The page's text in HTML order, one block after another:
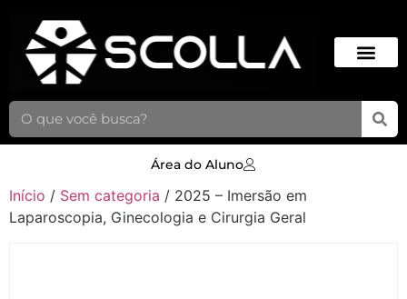
Área do Aluno
Início / Sem categoria / 2025 – Imersão em
Laparoscopia, Ginecologia e Cirurgia Geral